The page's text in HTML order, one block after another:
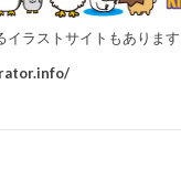
イラストサイトもありま